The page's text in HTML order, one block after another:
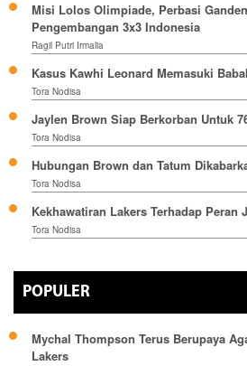
Misi Lolos Olimpiade, Perbasi
Pengembangan 3x3 Indonesia
Ragil Putri Irmalia
Kasus Kawhi Leonard Memasuki
Tora Nodisa
Jaylen Brown Siap Berkorban Untuk
Tora Nodisa
Hubungan Brown dan Tatum
Tora Nodisa
Kekhawatiran Lakers Terhadap
Tora Nodisa
POPULER
Mychal Thompson Terus Berupaya
Lakers